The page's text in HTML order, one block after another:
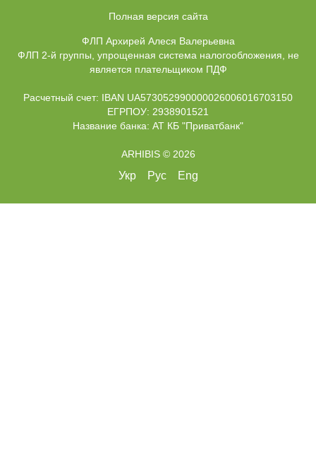
Полная версия сайта
ФЛП Архирей Алеся Валерьевна
ФЛП 2-й группы, упрощенная система налогообложения, не
является плательщиком ПДФ
Расчетный счет: IBAN UA573052990000026006016703150
ЕГРПОУ: 2938901521
Название банка: АТ КБ "Приватбанк"
ARHIBIS © 2026
Укр Рус Eng